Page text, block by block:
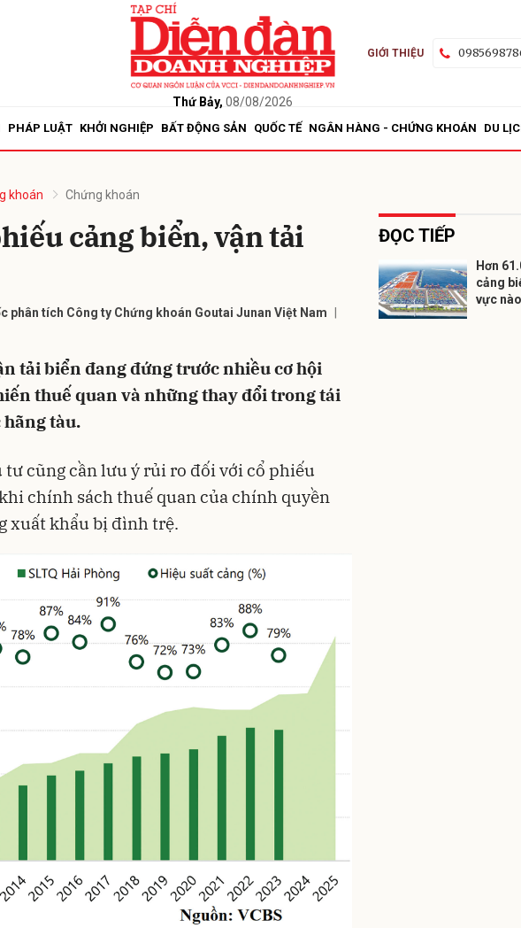
Thứ Bảy, 08/08/2026
GIỚI THIỆU
PHÁP LUẬT KHỞI NGHIỆP BẤT ĐỘNG SẢN QUỐC TẾ NGÂN HÀNG - CHỨNG KHOÁN DU
khoán Chứng khoán
cảng biển, vận tải
phân tích Công ty Chứng khoán Goutai Junan Việt Nam
tải biển đang đứng trước nhiều cơ hội
thuế quan và những thay đổi trong tái
tàu.
tư cũng cần lưu ý rủi ro đối với cổ phiếu
chính sách thuế quan của chính quyền
xuất khẩu bị đình trệ.
ĐỌC TIẾP
Hơn
cảng
vực
Gửi